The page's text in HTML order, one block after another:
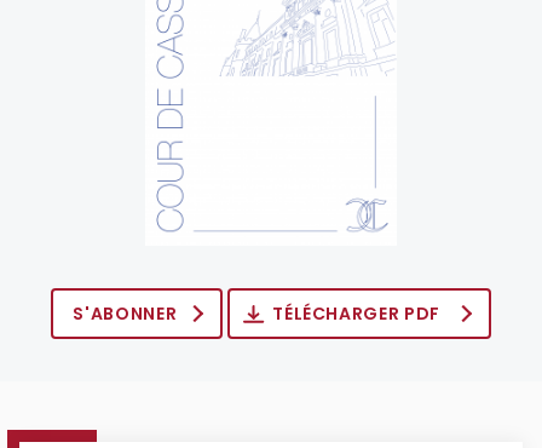
S'ABONNER TÉLÉCHARGER PDF